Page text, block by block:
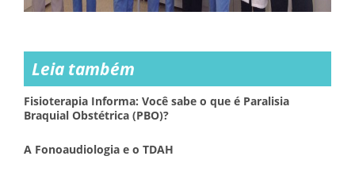
Leia também
Fisioterapia Informa: Você sabe o que é Paralisia
Braquial Obstétrica (PBO)?
A Fonoaudiologia e o TDAH